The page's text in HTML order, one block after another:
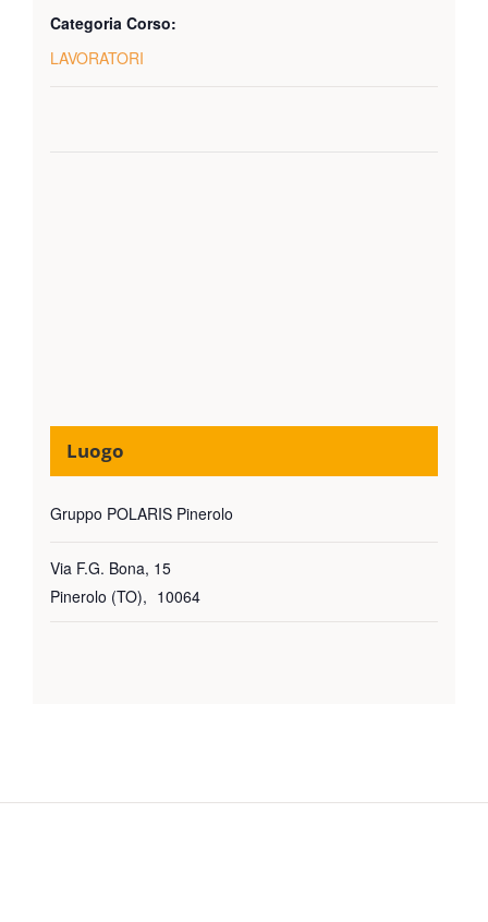
Categoria Corso:
LAVORATORI
Luogo
Gruppo POLARIS Pinerolo
Via F.G. Bona, 15
Pinerolo (TO), 10064